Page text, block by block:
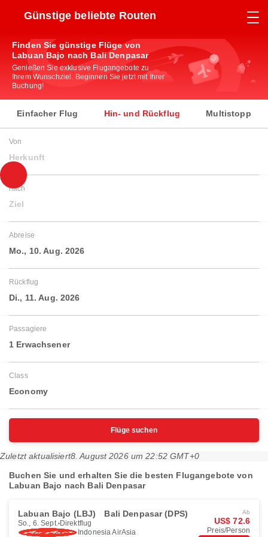
Günstige beliebte Routen
Finden Sie günstige Flüge von
Labuan Bajo nach Bali Denpasar
Genießen Sie exklusive Flugangebote zu
Ihrem Wunschziel. Beginnen Sie jetzt mit Ihrer
Buchung!
Einfacher Flug Hin- und Rückflug Multistopp
Von
Herkunft
nach
Ziel
Abreise
Mo., 10. Aug. 2026
Rückflug
Di., 11. Aug. 2026
Passagiere
1 Erwachsener
Class
Economy
Flüge suchen
Zuletzt aktualisiert8. August 2026 um 22:52 GMT+0
Buchen Sie und erhalten Sie die besten Flugangebote von
Labuan Bajo nach Bali Denpasar
Labuan Bajo (LBJ) Bali Denpasar (DPS)
So., 6. Sept. Direktflug
Indonesia AirAsia
Ab
US$ 72.6
Preis/Person